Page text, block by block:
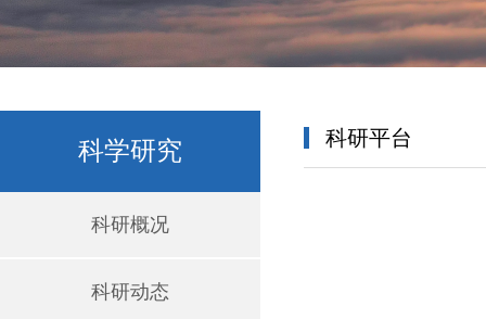
科学研究
科研概况
科研动态
科研平台